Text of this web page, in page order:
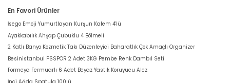
En Favori Ürünler
İsego Emoji Yumurtlayan Kurşun Kalem 4'lü
Ayakkabılık Ahşap Çubuklu 4 Bölmeli
2 Katlı Banyo Kozmetik Takı Düzenleyici Baharatlık Çok Amaçlı Organizer
Besinistanbul PSSPOR 2 Adet 3KG Pembe Renk Dambıl Seti
Formeya Fermuarlı 6 Adet Beyaz Yastık Koruyucu Alez
İnci Ağda Spatula 100lü